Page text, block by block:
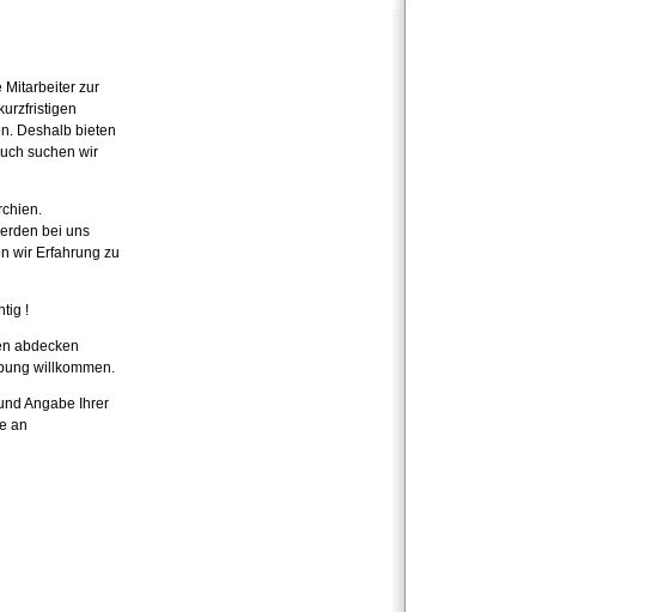
Mitarbeiter zur
Deshalb bieten
suchen wir
bei uns
wir Erfahrung zu
!
abdecken
willkommen.
Angabe Ihrer
an